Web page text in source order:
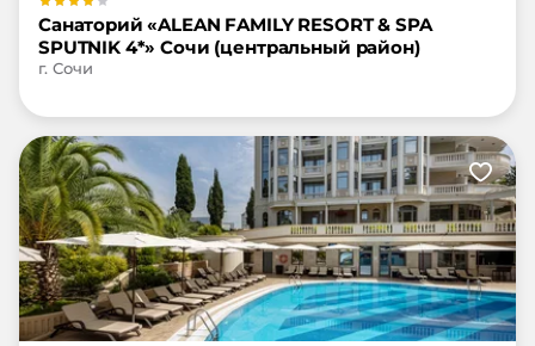
Санаторий «ALEAN FAMILY RESORT & SPA
SPUTNIK 4*» Сочи (центральный район)
г. Сочи